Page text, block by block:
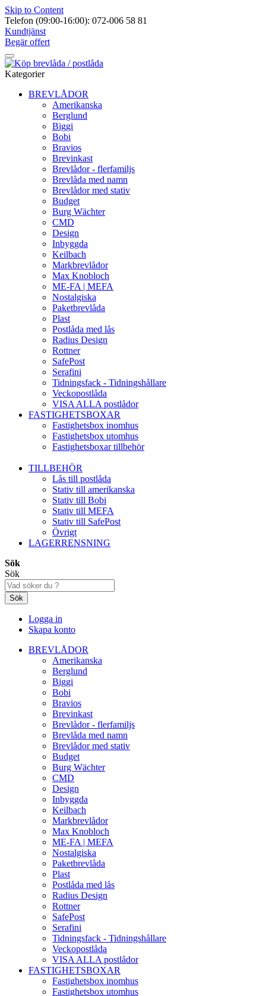
Skip to Content
Telefon (09:00-16:00): 072-006 58 81
Kundtjänst
Begär offert
Kategorier
BREVLÅDOR
Amerikanska
Berglund
Biggi
Bobi
Bravios
Brevinkast
Brevlådor - flerfamiljs
Brevlåda med namn
Brevlådor med stativ
Budget
Burg Wächter
CMD
Design
Inbyggda
Keilbach
Markbrevlådor
Max Knobloch
ME-FA | MEFA
Nostalgiska
Paketbrevlåda
Plast
Postlåda med lås
Radius Design
Rottner
SafePost
Serafini
Tidningsfack - Tidningshållare
Veckopostlåda
VISA ALLA postlådor
FASTIGHETSBOXAR
Fastighetsbox inomhus
Fastighetsbox utomhus
Fastighetsboxar tillbehör
TILLBEHÖR
Lås till postlåda
Stativ till amerikanska
Stativ till Bobi
Stativ till MEFA
Stativ till SafePost
Övrigt
LAGERRENSNING
Sök
Sök
Sök
Logga in
Skapa konto
BREVLÅDOR
Amerikanska
Berglund
Biggi
Bobi
Bravios
Brevinkast
Brevlådor - flerfamiljs
Brevlåda med namn
Brevlådor med stativ
Budget
Burg Wächter
CMD
Design
Inbyggda
Keilbach
Markbrevlådor
Max Knobloch
ME-FA | MEFA
Nostalgiska
Paketbrevlåda
Plast
Postlåda med lås
Radius Design
Rottner
SafePost
Serafini
Tidningsfack - Tidningshållare
Veckopostlåda
VISA ALLA postlådor
FASTIGHETSBOXAR
Fastighetsbox inomhus
Fastighetsbox utomhus